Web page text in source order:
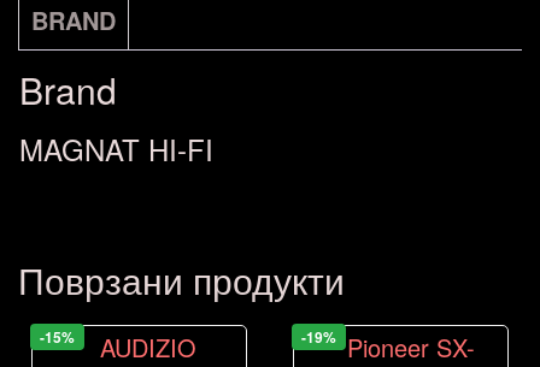
2x100W
количина
BRAND
Brand
MAGNAT HI-FI
Поврзани продукти
-15% -19%